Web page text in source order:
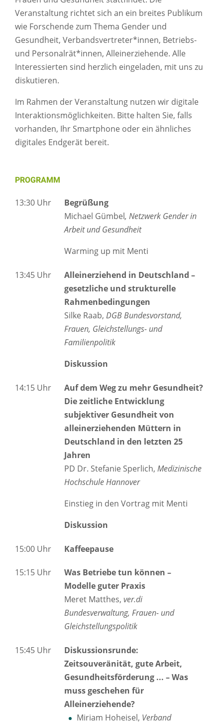
Veranstaltung richtet sich an ein breites Publikum
wie Forschende zum Thema Gender und
Gesundheit, Verbandsvertreter*innen, Betriebs-
und Personalrät*innen, Alleinerziehende. Alle
Interessierten sind herzlich eingeladen, mit uns zu
diskutieren.
Im Rahmen der Veranstaltung nutzen wir digitale
Interaktionsmöglichkeiten. Bitte halten Sie, falls
vorhanden, Ihr Smartphone oder ein ähnliches
digitales Endgerät bereit.
PROGRAMM
13:30 Uhr
Begrüßung
Michael Gümbel, Netzwerk Gender in
Arbeit und Gesundheit
Warming up mit Menti
13:45 Uhr
Alleinerziehend in Deutschland –
gesetzliche und strukturelle
Rahmenbedingungen
Silke Raab, DGB Bundesvorstand,
Frauen, Gleichstellungs- und
Familienpolitik
Diskussion
14:15 Uhr
Auf dem Weg zu mehr Gesundheit?
Die zeitliche Entwicklung
subjektiver Gesundheit von
alleinerziehenden Müttern in
Deutschland in den letzten 25
Jahren
PD Dr. Stefanie Sperlich, Medizinische
Hochschule Hannover
Einstieg in den Vortrag mit Menti
Diskussion
15:00 Uhr Kaffeepause
15:15 Uhr
Was Betriebe tun können –
Modelle guter Praxis
Meret Matthes, ver.di
Bundesverwaltung, Frauen- und
Gleichstellungspolitik
15:45 Uhr
Diskussionsrunde:
Zeitsouveränität, gute Arbeit,
Gesundheitsförderung ... – Was
muss geschehen für
Alleinerziehende?
Miriam Hoheisel, Verband